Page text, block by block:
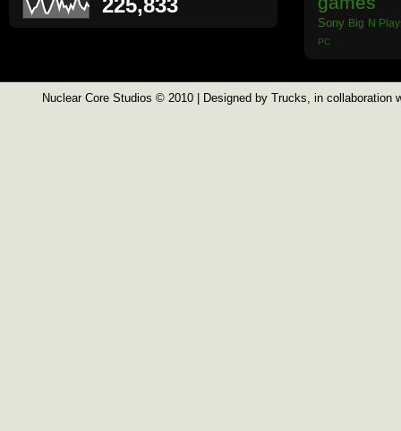
225,833
Sony Big N
PC
Nuclear Core Studios © 2010 | Designed by Trucks, in collaboration